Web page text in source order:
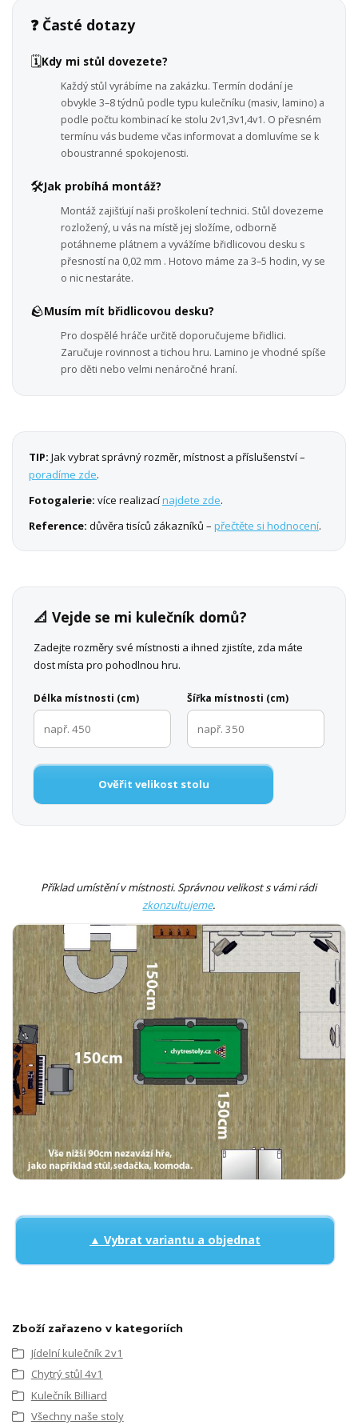
❓ Časté dotazy
🗓️Kdy mi stůl dovezete?
Každý stůl vyrábíme na zakázku. Termín dodání je
obvykle 3–8 týdnů podle typu kulečníku (masiv, lamino) a
podle počtu kombinací ke stolu 2v1,3v1,4v1. O přesném
termínu vás budeme včas informovat a domluvíme se k
oboustranné spokojenosti.
🛠️Jak probíhá montáž?
Montáž zajišťují naši proškolení technici. Stůl dovezeme
rozložený, u vás na místě jej složíme, odborně
potáhneme plátnem a vyvážíme břidlicovou desku s
přesností na 0,02 mm . Hotovo máme za 3–5 hodin, vy se
o nic nestaráte.
🪨Musím mít břidlicovou desku?
Pro dospělé hráče určitě doporučujeme břidlici.
Zaručuje rovinnost a tichou hru. Lamino je vhodné spíše
pro děti nebo velmi nenáročné hraní.
TIP: Jak vybrat správný rozměr, místnost a příslušenství –
poradíme zde.
Fotogalerie: více realizacínajdete zde.
Reference: důvěra tisíců zákazníků – přečtěte si hodnocení.
📐 Vejde se mi kulečník domů?
Zadejte rozměry své místnosti a ihned zjistíte, zda máte
dost místa pro pohodlnou hru.
Délka místnosti (cm) Šířka místnosti (cm)
Ověřit velikost stolu
Příklad umístění v místnosti. Správnou velikost s vámi rádi
zkonzultujeme.
▲ Vybrat variantu a objednat
Zboží zařazeno v kategoriích
Jídelní kulečník 2v1
Chytrý stůl 4v1
Kulečník Billiard
Všechny naše stoly